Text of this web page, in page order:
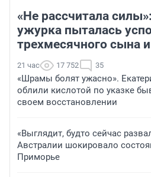
«Не рассчитала
ужурка пыталась
трехмесячного сына
21 час 17 752 35
«Шрамы болят ужасно».
облили кислотой по указке
своем восстановлении
«Выглядит, будто сейчас
Австралии шокировало
Приморье